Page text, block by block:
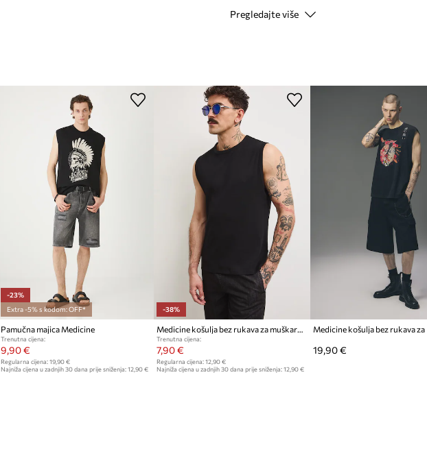
Modna marka
ID Proizvoda
Pregledajte više
-23%
Extra -5% s kodom: OFF*
Pamučna majica Medicine
Trenutna cijena:
9,90 €
Regularna cijena:19,90 €
Najniža cijena u zadnjih 30 dana prije sniženja:12,90 €
-38%
Trenutna cijena:
7,90 €
Regularna cijena: 12,90 €
Najniža cijena u zadnjih 30 dana prije sniženja: 12,90 €
19,90 €